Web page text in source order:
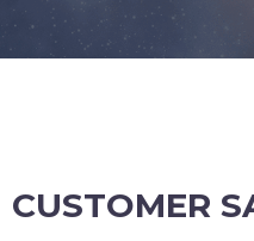
CUSTOMER